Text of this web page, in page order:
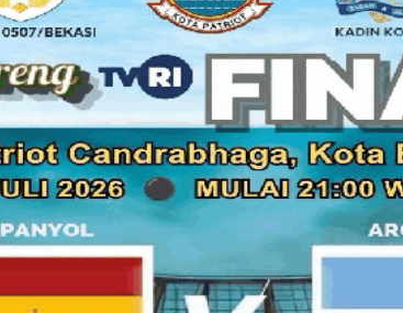
atau pada kepala daerah yang hobi memuji
bergerak lebih cepat dari sirine peringatan dini.
Sejak pukul 09.00 WIB, belasan anggota GMBI
donasi bertema “GMBI Peduli”
Ketua GMBI Distrik Kota Bekasi,Abah Zakaria,
Indonesia, mendahului seluruh distrik lain yang
Ketua GMBI Distrik Kota Bekasi, Abah Zakaria,
para korban bencana.